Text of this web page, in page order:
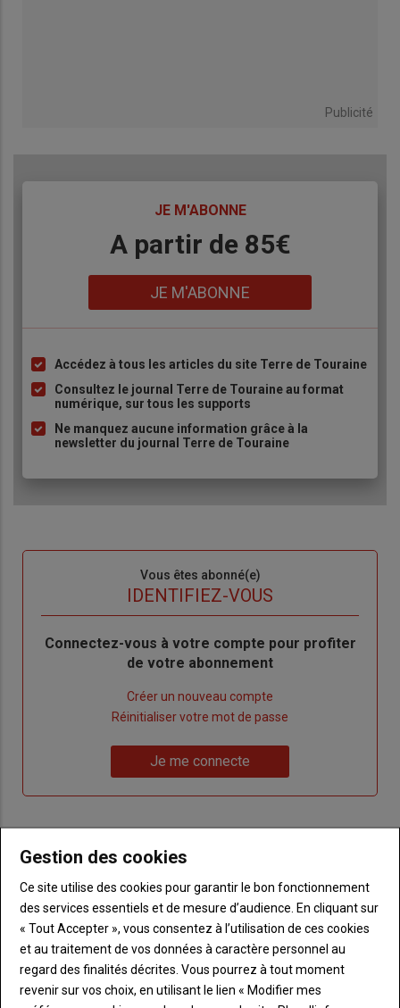
Publicité
JE M'ABONNE
A partir de 85€
JE M'ABONNE
Liste
à
puce
Accédez à tous les articles du site Terre de Touraine
Consultez le journal Terre de Touraine au format
numérique, sur tous les supports
Ne manquez aucune information grâce à la
newsletter du journal Terre de Touraine
Vous êtes abonné(e)
IDENTIFIEZ-VOUS
Body
Connectez-vous à votre compte pour profiter
de votre abonnement
Créer un nouveau compte
de
Réinitialiser votre mot de passe
me
Je me connecte
Sous-
Vous n'êtes pas abonné(e)
TITRE CRÉEZ UN COMPTE
BodyChoisissez votre formule et créez votre
compte pour accéder à tout Terre de
Touraine.
Lien
Gestion des cookies
Ce site utilise des cookies pour garantir le bon fonctionnement
des services essentiels et de mesure d’audience. En cliquant sur
« Tout Accepter », vous consentez à l’utilisation de ces cookies
et au traitement de vos données à caractère personnel au
regard des finalités décrites. Vous pourrez à tout moment
revenir sur vos choix, en utilisant le lien « Modifier mes